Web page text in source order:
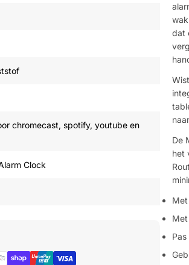
chromecast, spotify, youtube en
Clock
dat
De
het